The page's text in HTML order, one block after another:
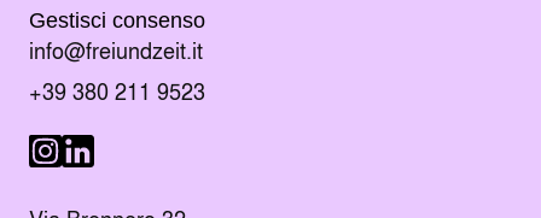
Gestisci consenso
Manda un e-mail al indirizzo
info@freiundzeit.it
Chiama il numero:
+39 380 211 9523
Seguici su LinkedIn
Seguici su Instagram